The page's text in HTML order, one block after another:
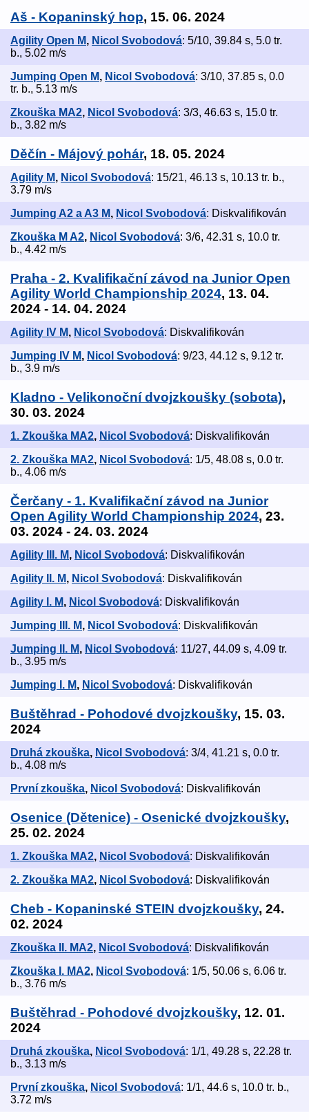
Aš - Kopaninský hop, 15. 06. 2024
Agility Open M, Nicol Svobodová: 5/10, 39.84 s, 5.0 tr.
b., 5.02 m/s
Jumping Open M, Nicol Svobodová: 3/10, 37.85 s, 0.0
tr. b., 5.13 m/s
Zkouška MA2, Nicol Svobodová: 3/3, 46.63 s, 15.0 tr.
b., 3.82 m/s
Děčín - Májový pohár, 18. 05. 2024
Agility M, Nicol Svobodová: 15/21, 46.13 s, 10.13 tr. b.,
3.79 m/s
Jumping A2 a A3 M, Nicol Svobodová: Diskvalifikován
Zkouška M A2, Nicol Svobodová: 3/6, 42.31 s, 10.0 tr.
b., 4.42 m/s
Praha - 2. Kvalifikační závod na Junior Open
Agility World Championship 2024, 13. 04.
2024 - 14. 04. 2024
Agility IV M, Nicol Svobodová: Diskvalifikován
Jumping IV M, Nicol Svobodová: 9/23, 44.12 s, 9.12 tr.
b., 3.9 m/s
Kladno - Velikonoční dvojzkoušky (sobota),
30. 03. 2024
1. Zkouška MA2, Nicol Svobodová: Diskvalifikován
2. Zkouška MA2, Nicol Svobodová: 1/5, 48.08 s, 0.0 tr.
b., 4.06 m/s
Čerčany - 1. Kvalifikační závod na Junior
Open Agility World Championship 2024, 23.
03. 2024 - 24. 03. 2024
Agility III. M, Nicol Svobodová: Diskvalifikován
Agility II. M, Nicol Svobodová: Diskvalifikován
Agility I. M, Nicol Svobodová: Diskvalifikován
Jumping III. M, Nicol Svobodová: Diskvalifikován
Jumping II. M, Nicol Svobodová: 11/27, 44.09 s, 4.09 tr.
b., 3.95 m/s
Jumping I. M, Nicol Svobodová: Diskvalifikován
Buštěhrad - Pohodové dvojzkoušky, 15. 03.
2024
Druhá zkouška, Nicol Svobodová: 3/4, 41.21 s, 0.0 tr.
b., 4.08 m/s
První zkouška, Nicol Svobodová: Diskvalifikován
Osenice (Dětenice) - Osenické dvojzkoušky,
25. 02. 2024
1. Zkouška MA2, Nicol Svobodová: Diskvalifikován
2. Zkouška MA2, Nicol Svobodová: Diskvalifikován
Cheb - Kopaninské STEIN dvojzkoušky, 24.
02. 2024
Zkouška II. MA2, Nicol Svobodová: Diskvalifikován
Zkouška I. MA2, Nicol Svobodová: 1/5, 50.06 s, 6.06 tr.
b., 3.76 m/s
Buštěhrad - Pohodové dvojzkoušky, 12. 01.
2024
Druhá zkouška, Nicol Svobodová: 1/1, 49.28 s, 22.28 tr.
b., 3.13 m/s
První zkouška, Nicol Svobodová: 1/1, 44.6 s, 10.0 tr. b.,
3.72 m/s